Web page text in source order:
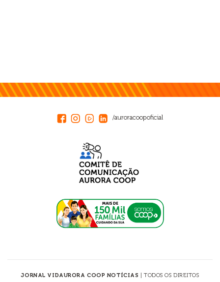
/auroracoopoficial
JORNAL VIDAURORA COOP NOTÍCIAS | TODOS OS DIREITOS